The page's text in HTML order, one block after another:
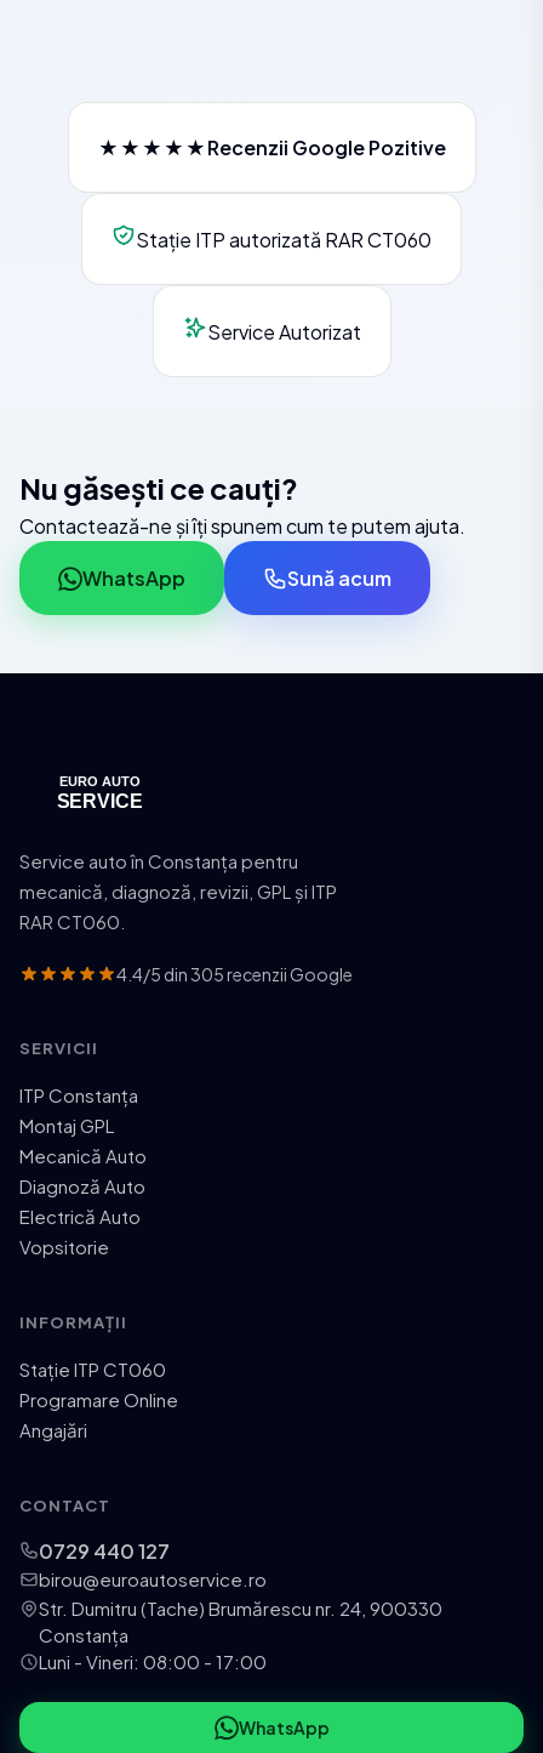
★★★★★Recenzii Google Pozitive
Stație ITP autorizată RAR CT060
Service Autorizat
Nu găsești ce cauți?
Contactează-ne și îți spunem cum te putem ajuta.
WhatsApp Sună acum
Service auto în Constanța pentru
mecanică, diagnoză, revizii, GPL și ITP
RAR CT060.
4.4/5 din 305 recenzii Google
SERVICII
ITP Constanța
Montaj GPL
Mecanică Auto
Diagnoză Auto
Electrică Auto
Vopsitorie
INFORMAȚII
Stație ITP CT060
Programare Online
Angajări
CONTACT
0729 440 127
birou@euroautoservice.ro
Str. Dumitru (Tache) Brumărescu nr. 24, 900330
Constanța
Luni - Vineri: 08:00 - 17:00
WhatsApp